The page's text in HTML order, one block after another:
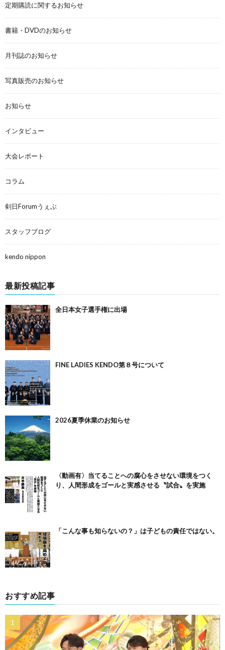
定期購読に関するお知らせ
書籍・DVDのお知らせ
月刊誌のお知らせ
写真販売のお知らせ
お知らせ
インタビュー
大会レポート
コラム
剣日Forumうぇぶ
スタッフブログ
kendo nippon
最新投稿記事
全日本女子選手権に出場
FINE LADIES KENDO第８号について
2026夏季休業のお知らせ
〈動画有〉当てることへの腐心をさせない環境をつく
り、人間形成をゴールと実感させる〝試合〟を実施
「こんな事も知らないの？」は子どもの責任ではない。
おすすめ記事